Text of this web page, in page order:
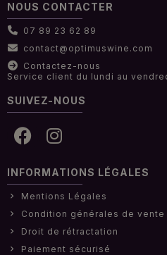
NOUS CONTACTER
07 89 23 62 89
contact@optimuswine.com
Contactez-nous
Service client du lundi au
SUIVEZ-NOUS
INFORMATIONS LÉGALES
Mentions Légales
Condition générales de vente
Droit de rétractation
Paiement sécurisé